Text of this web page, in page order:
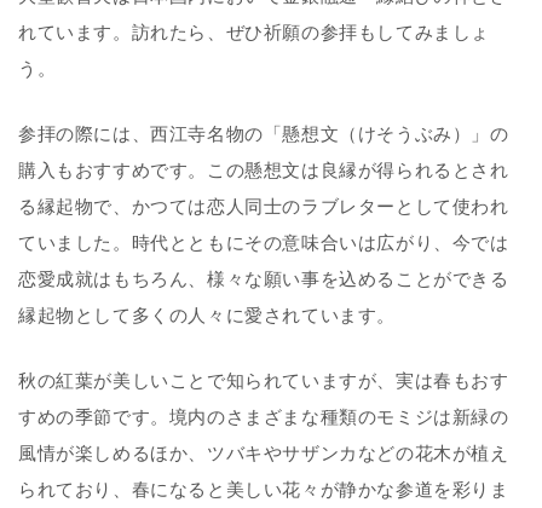
れています。訪れたら、ぜひ祈願の参拝もしてみましょ
う。
参拝の際には、西江寺名物の「懸想文（けそうぶみ）」の
購入もおすすめです。この懸想文は良縁が得られるとされ
る縁起物で、かつては恋人同士のラブレターとして使われ
ていました。時代とともにその意味合いは広がり、今では
恋愛成就はもちろん、様々な願い事を込めることができる
縁起物として多くの人々に愛されています。
秋の紅葉が美しいことで知られていますが、実は春もおす
すめの季節です。境内のさまざまな種類のモミジは新緑の
風情が楽しめるほか、ツバキやサザンカなどの花木が植え
られており、春になると美しい花々が静かな参道を彩りま